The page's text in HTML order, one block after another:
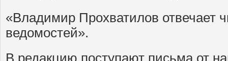
«Владимир Прохватилов отвечает
ведомостей».
В редакцию поступают письма от